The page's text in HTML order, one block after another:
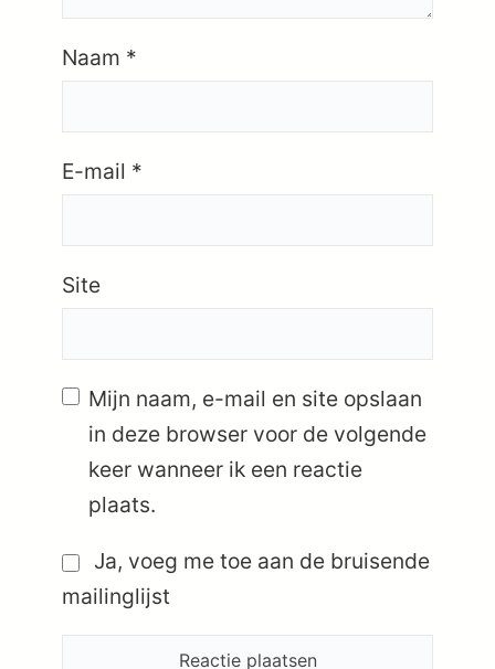
Naam *
E-mail *
Site
Mijn naam, e-mail en site opslaan
in deze browser voor de volgende
keer wanneer ik een reactie
plaats.
Ja, voeg me toe aan de bruisende
mailinglijst